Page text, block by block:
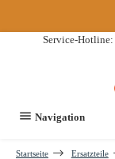
Service-Hotline:
Navigation
Startseite Ersatzteile